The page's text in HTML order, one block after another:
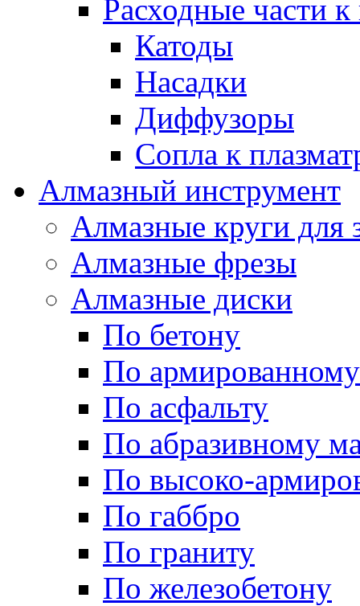
Расходные части
Катоды
Насадки
Диффузоры
Сопла к
Алмазный инструмент
Алмазные круги для
Алмазные фрезы
Алмазные диски
По бетону
По
По асфальту
По абразивному
По высоко-
По габбро
По граниту
По железобетону